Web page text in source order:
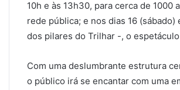
10h e às 13h30, para cerca de 1000
rede pública; e nos dias 16
dos pilares do Trilhar -, o
Com uma deslumbrante estrutura
o público irá se encantar com uma